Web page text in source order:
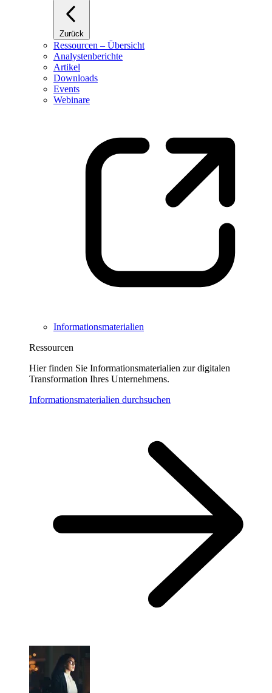
Zurück
Ressourcen – Übersicht
Analystenberichte
Artikel
Downloads
Events
Webinare
Informationsmaterialien
Ressourcen
Hier finden Sie Informationsmaterialien zur digitalen
Transformation Ihres Unternehmens.
Informationsmaterialien durchsuchen